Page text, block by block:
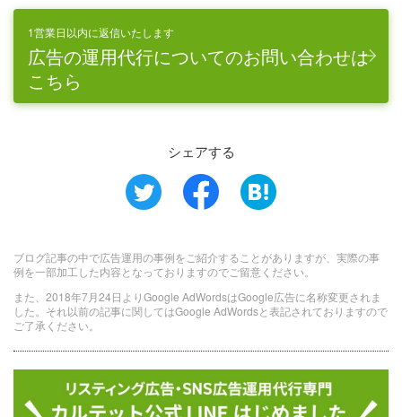
1営業日以内に返信いたします
広告の運用代行についてのお問い合わせは
こちら
シェアする
ブログ記事の中で広告運用の事例をご紹介することがありますが、実際の事
例を一部加工した内容となっておりますのでご留意ください。
また、2018年7月24日よりGoogle AdWordsはGoogle広告に名称変更されま
した。それ以前の記事に関してはGoogle AdWordsと表記されておりますので
ご了承ください。